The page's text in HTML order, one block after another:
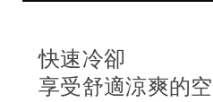
快速冷卻
享受舒適涼爽的